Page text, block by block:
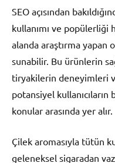
SEO açısından
kullanımı ve popülerliği
alanda araştırma
sunabilir. Bu ürünlerin
tiryakilerin deneyimleri
potansiyel
konular arasında yer alır.
Çilek aromasıyla tütün
geleneksel sigaradan